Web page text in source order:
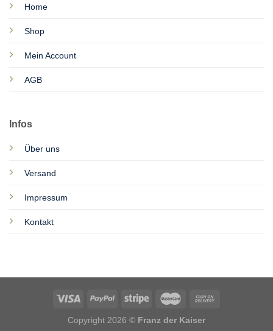
Home
Shop
Mein Account
AGB
Infos
Über uns
Versand
Impressum
Kontakt
Copyright 2026 © Franz der Kaiser